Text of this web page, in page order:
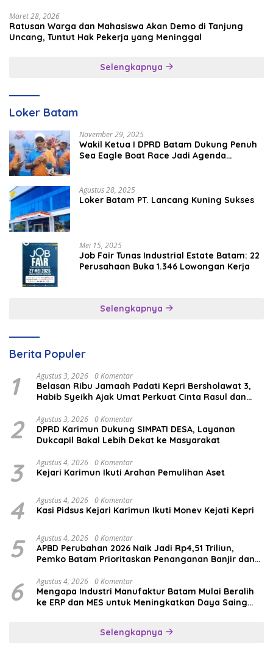
Maret 28, 2026
Ratusan Warga dan Mahasiswa Akan Demo di Tanjung
Uncang, Tuntut Hak Pekerja yang Meninggal
Selengkapnya
Loker Batam
November 29, 2025
Wakil Ketua I DPRD Batam Dukung Penuh
Sea Eagle Boat Race Jadi Agenda
Agustus 28, 2025
Loker Batam PT. Lancang Kuning Sukses
Mei 15, 2025
Job Fair Tunas Industrial Estate Batam: 22
Perusahaan Buka 1.346 Lowongan Kerja
Selengkapnya
Berita Populer
1 Agustus 3, 2026 0 Komentar
Belasan Ribu Jamaah Padati Kepri Bersholawat 3,
Habib Syeikh Ajak Umat Perkuat Cinta Rasul dan
2 Agustus 3, 2026 0 Komentar
DPRD Karimun Dukung SIMPATI DESA, Layanan
Dukcapil Bakal Lebih Dekat ke Masyarakat
3 Agustus 4, 2026 0 Komentar
Kejari Karimun Ikuti Arahan Pemulihan Aset
4 Agustus 4, 2026 0 Komentar
Kasi Pidsus Kejari Karimun Ikuti Monev Kejati Kepri
5 Agustus 4, 2026 0 Komentar
APBD Perubahan 2026 Naik Jadi Rp4,51 Triliun,
Pemko Batam Prioritaskan Penanganan Banjir dan
6 Agustus 4, 2026 0 Komentar
Mengapa Industri Manufaktur Batam Mulai Beralih
ke ERP dan MES untuk Meningkatkan Daya Saing
Selengkapnya